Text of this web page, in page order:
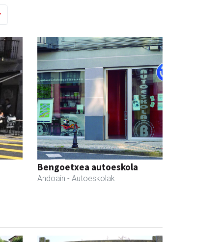
Bengoetxea autoeskola
Andoain - Autoeskolak